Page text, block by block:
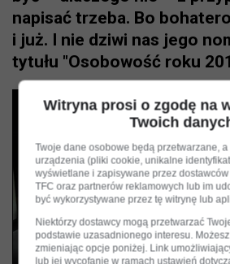
napisać trzeba. Bo
i już. I nie dziwi nas jego
tytułu "Osobowość roku
Witryna prosi o zgodę na
Twoich
Twoje dane osobowe będą przetwarzane,
urządzenia (pliki cookie, unikalne
wyświetlane i zapisywane przez
TFC oraz partnerów reklamowych lub im
być wykorzystywane przez tę witrynę lub
Niektórzy dostawcy mogą przetwarzać
podstawie uzasadnionego interesu.
zmieniając opcje poniżej. Link
lub jej wycofanie w ramach ustawień